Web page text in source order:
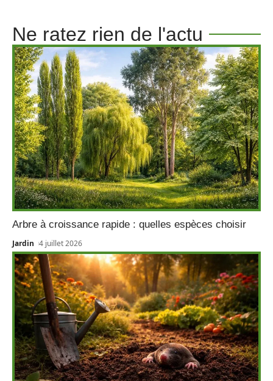
Ne ratez rien de l'actu
Arbre à croissance rapide : quelles espèces choisir
Jardin 4 juillet 2026